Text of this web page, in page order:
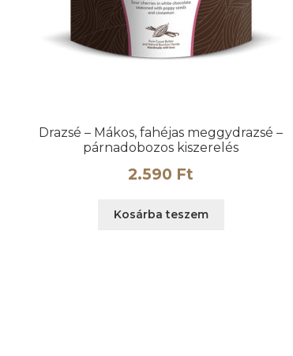
Drazsé – Mákos, fahéjas meggydrazsé –
párnadobozos kiszerelés
2.590 Ft
Kosárba teszem